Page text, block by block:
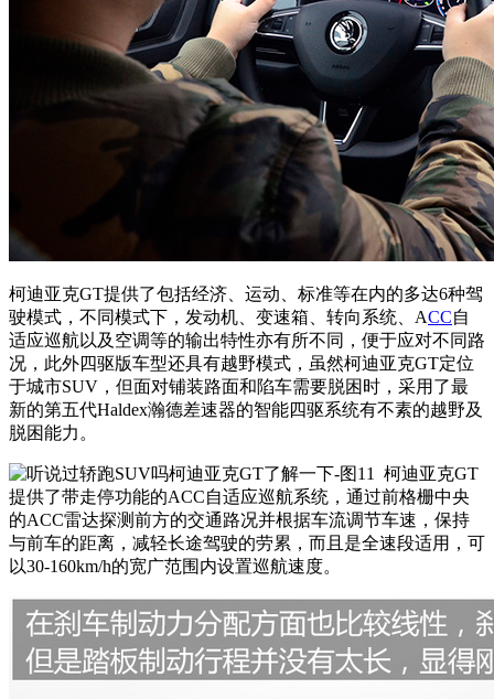
柯迪亚克GT提供了包括经济、运动、标准等在内的多达6种驾
驶模式，不同模式下，发动机、变速箱、转向系统、ACC自
适应巡航以及空调等的输出特性亦有所不同，便于应对不同路
况，此外四驱版车型还具有越野模式，虽然柯迪亚克GT定位
于城市SUV，但面对铺装路面和陷车需要脱困时，采用了最
新的第五代Haldex瀚德差速器的智能四驱系统有不素的越野及
脱困能力。
柯迪亚克GT
提供了带走停功能的ACC自适应巡航系统，通过前格栅中央
的ACC雷达探测前方的交通路况并根据车流调节车速，保持
与前车的距离，减轻长途驾驶的劳累，而且是全速段适用，可
以30-160km/h的宽广范围内设置巡航速度。